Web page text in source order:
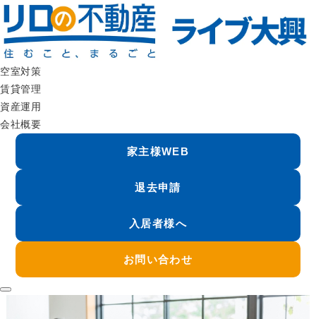
空室対策
賃貸管理
資産運用
会社概要
家主様WEB
退去申請
入居者様へ
お問い合わせ
オーナー様の声
費用対効果を考えた提案で反響が増えた